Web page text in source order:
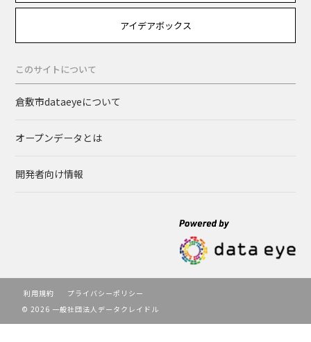
アイデアボックス
このサイトについて
倉敷市dataeyeについて
オープンデータとは
開発者向け情報
利用規約
プライバシーポリシー
© 2026 一般社団法人データクレイドル